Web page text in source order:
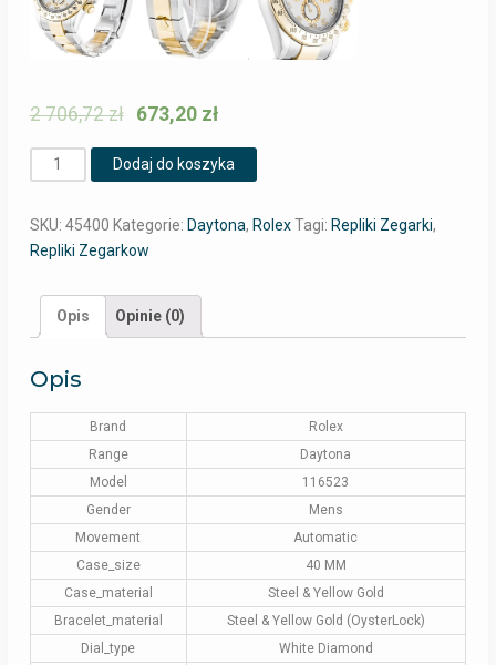
2 706,72zł 673,20 zł
Ilość Dodaj do koszyka
SKU: 45400 Kategorie: Daytona, Rolex Tagi: Repliki Zegarki,
Repliki Zegarkow
Opis Opinie (0)
Opis
Brand
Rolex
Range
Daytona
Model
116523
Gender
Mens
Movement
Automatic
Case_size
40 MM
Case_material
Steel & Yellow Gold
Bracelet_material
Steel & Yellow Gold (OysterLock)
Dial_type
White Diamond